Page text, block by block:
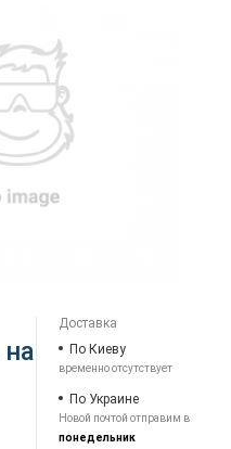
на
Доставка
По Киеву
временно отсутствует
По Украине
Новой почтой отправим в
понедельник